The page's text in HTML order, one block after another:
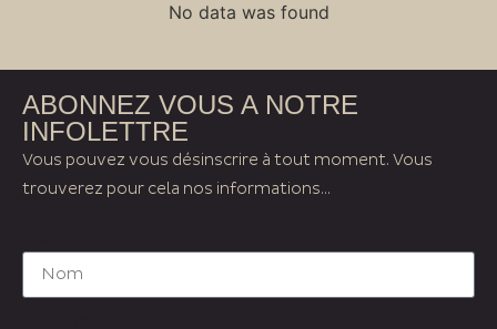
No data was found
ABONNEZ VOUS A NOTRE
INFOLETTRE
Vous pouvez vous désinscrire à tout moment. Vous
trouverez pour cela nos informations...